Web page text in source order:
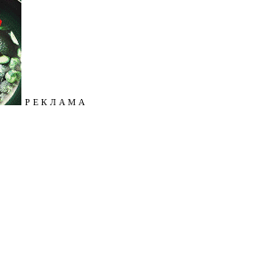
Р Е К Л А М А